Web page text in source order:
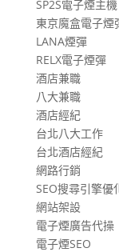
SP2S電子煙主機
東京魔盒電子煙
LANA煙彈
RELX電子煙彈
酒店兼職
八大兼職
酒店經紀
台北八大工作
台北酒店經紀
網路行銷
SEO搜尋引擎優
網站架設
電子煙廣告代操
電子煙SEO